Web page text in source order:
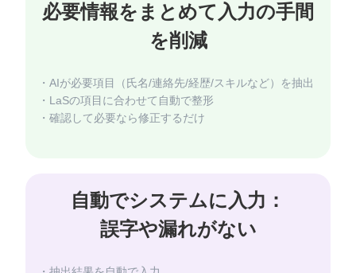
必要情報をまとめて入力の手間
を削減
・AIが必要項目（氏名/連絡先/経歴/スキルなど）を抽出
・LaSの項目に合わせて自動で整形
・確認して必要なら修正するだけ
自動でシステムに入力：